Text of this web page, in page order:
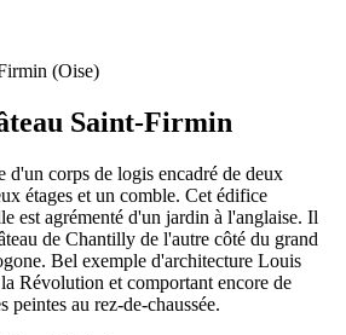
(Oise)
Saint-Firmin
d'un corps de logis encadré de deux
étages et un comble. Cet édifice
est agrémenté d'un jardin à l'anglaise. Il
de Chantilly de l'autre côté du grand
Bel exemple d'architecture Louis
Révolution et comportant encore de
peintes au rez-de-chaussée.